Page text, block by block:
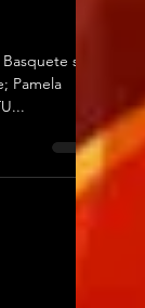
se
Pamela